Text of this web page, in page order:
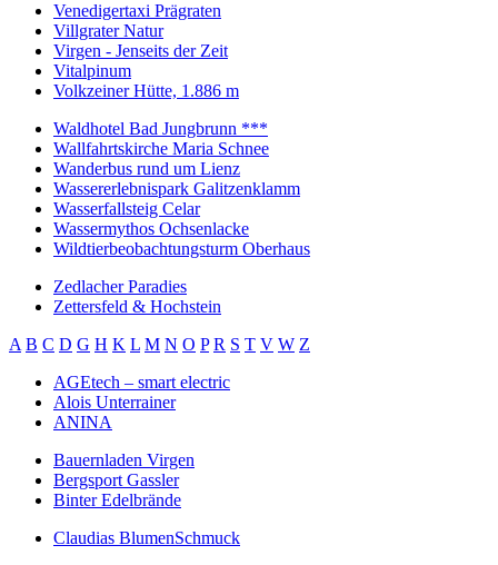
Venedigertaxi Prägraten
Villgrater Natur
Virgen - Jenseits der Zeit
Vitalpinum
Volkzeiner Hütte, 1.886 m
Waldhotel Bad Jungbrunn ***
Wallfahrtskirche Maria Schnee
Wanderbus rund um Lienz
Wassererlebnispark Galitzenklamm
Wasserfallsteig Celar
Wassermythos Ochsenlacke
Wildtierbeobachtungsturm Oberhaus
Zedlacher Paradies
Zettersfeld & Hochstein
A B C D G H K L M N O P R S T V W Z
AGEtech – smart electric
Alois Unterrainer
ANINA
Bauernladen Virgen
Bergsport Gassler
Binter Edelbrände
Claudias BlumenSchmuck